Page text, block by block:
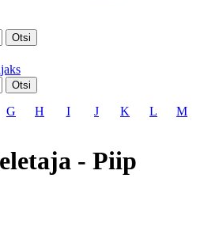
Otsi
Otsi
G H I J K L M
- Piip